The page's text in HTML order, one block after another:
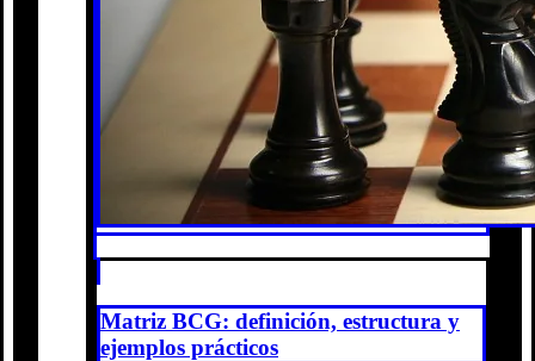
Matriz BCG: definición, estructura y
ejemplos prácticos